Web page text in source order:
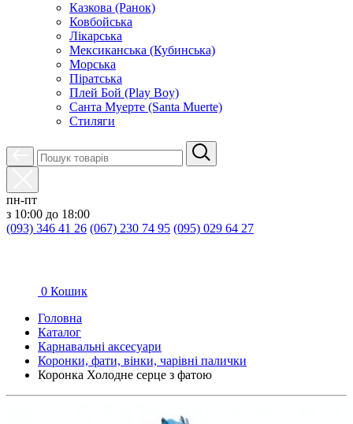
Казкова (Ранок)
Ковбойська
Лікарська
Мексиканська (Кубинська)
Морська
Піратська
Плей Бой (Play Boy)
Санта Муерте (Santa Muerte)
Стиляги
пн-пт
з 10:00 до 18:00
(093) 346 41 26 (067) 230 74 95 (095) 029 64 27
0 Кошик
Головна
Каталог
Карнавальні аксесуари
Коронки, фати, вінки, чарівні палички
Коронка Холодне серце з фатою